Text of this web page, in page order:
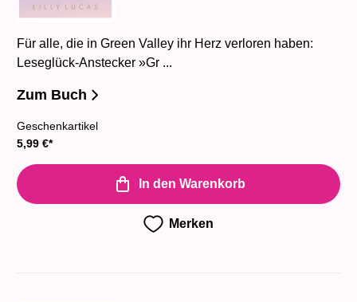
Für alle, die in Green Valley ihr Herz verloren haben:
Leseglück-Anstecker »Gr ...
Zum Buch
Geschenkartikel
5,99 €*
In den Warenkorb
Merken